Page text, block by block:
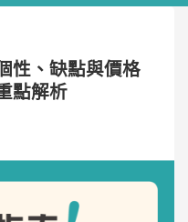
性、缺點與價格
點解析